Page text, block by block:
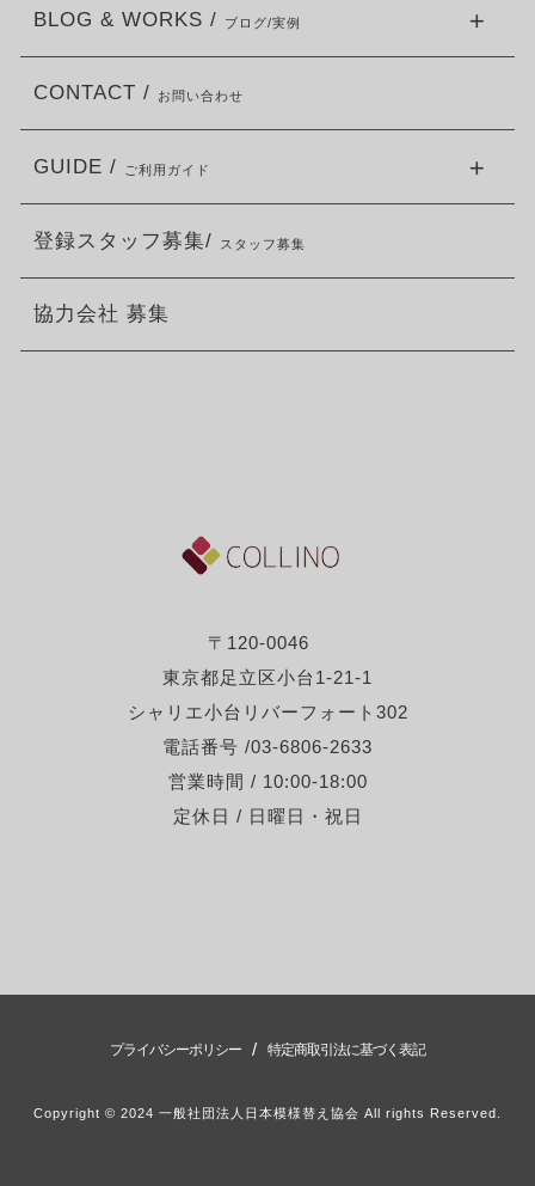
〒120-0046
東京都足立区小台1-21-1
シャリエ小台リバーフォート302
電話番号 /03-6806-2633
営業時間 / 10:00-18:00
定休日 / 日曜日・祝日
BLOG & WORKS / ブログ/実例
CONTACT / お問い合わせ
GUIDE / ご利用ガイド
登録スタッフ募集/ スタッフ募集
協力会社 募集
プライバシーポリシー / 特定商取引法に基づく表記
Copyright © 2024 一般社団法人日本模様替え協会 All rights Reserved.